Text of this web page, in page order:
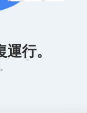
行。